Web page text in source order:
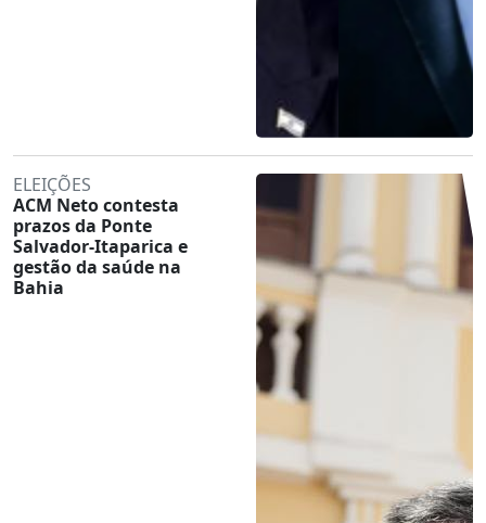
ELEIÇÕES
ACM Neto contesta
prazos da Ponte
Salvador-Itaparica e
gestão da saúde na
Bahia